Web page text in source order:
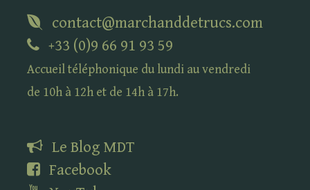
contact@marchanddetrucs.com
+33 (0)9 66 91 93 59
Accueil téléphonique du lundi au vendredi
de 10h à 12h et de 14h à 17h.
Le Blog MDT
Facebook